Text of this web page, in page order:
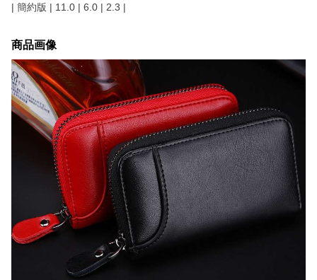
| 簡約版 | 11.0 | 6.0 | 2.3 |
商品画像